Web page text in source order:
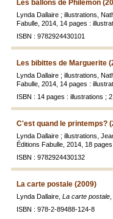
Les ballons de Philémon
Lynda Dallaire ; illustrations,
Fabulle, 2014, 14 pages :
ISBN : 9782924430101
Les bibittes de Marguerite
Lynda Dallaire ; illustrations,
Fabulle, 2014, 14 pages :
ISBN : 14 pages : illustrations ;
C'est quand le printemps?
Lynda Dallaire ; illustrations,
Éditions Fabulle, 2014, 18
ISBN : 9782924430132
La carte postale (2009)
Lynda Dallaire, La carte postale
ISBN : 978-2-89488-124-8